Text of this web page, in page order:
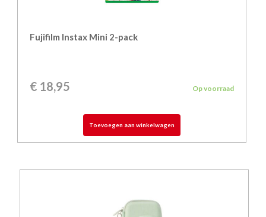
Fujifilm Instax Mini 2-pack
€ 18,95 Op voorraad
Toevoegen aan winkelwagen